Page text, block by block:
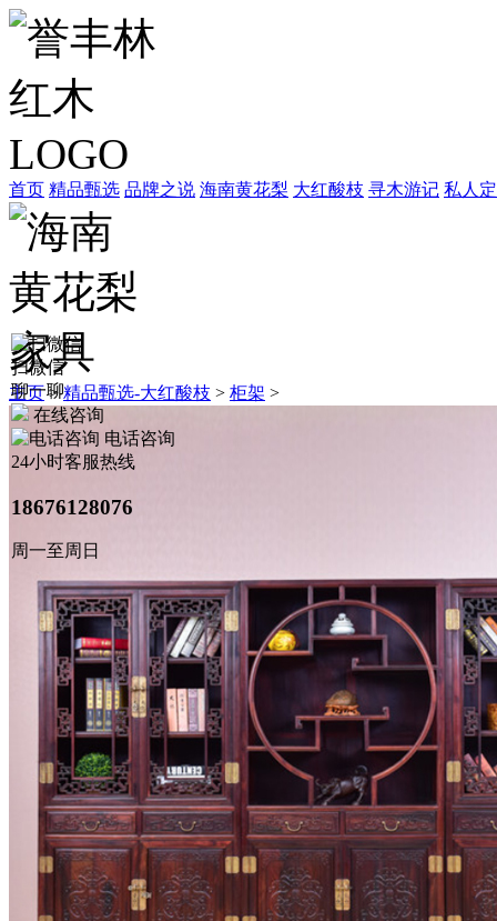
首页 精品甄选 品牌之说 海南黄花梨 大红酸枝 寻木游记 私人
主页>精品甄选-大红酸枝 > 柜架 >
扫微信
聊一聊
在线咨询
电话咨询
24小时客服热线
18676128076
周一至周日